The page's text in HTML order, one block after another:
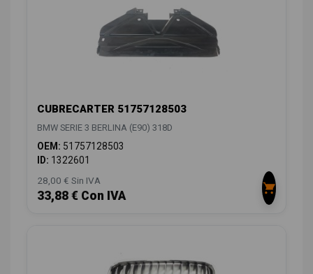
CUBRECARTER 51757128503
BMW SERIE 3 BERLINA (E90) 318D
OEM: 51757128503
ID: 1322601
28,00 € Sin IVA
33,88 € Con IVA